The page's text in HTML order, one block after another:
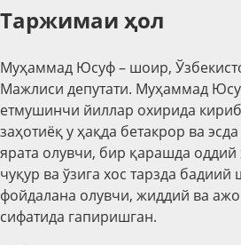
Таржимаи ҳол
Муҳаммад Юсуф – шоир,
Мажлиси депутати. Муҳаммад
етмушинчи йиллар охирида
заҳотиёқ у ҳақда бетакрор ва
ярата олувчи, бир қарашда оддий
чуқур ва ўзига хос тарзда
фойдалана олувчи, жиддий ва
сифатида гапиришган.